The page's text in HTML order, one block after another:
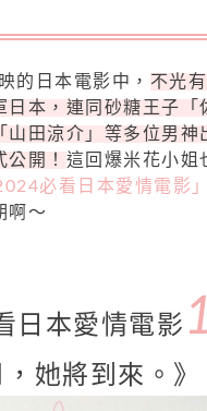
的日本電影中， 不光
日本，連同砂糖王子「
山田涼介」等多位男神
開！ 這回爆米花小姐
必看日本愛情電影」
啊～
日本愛情電影
，她將到來。》